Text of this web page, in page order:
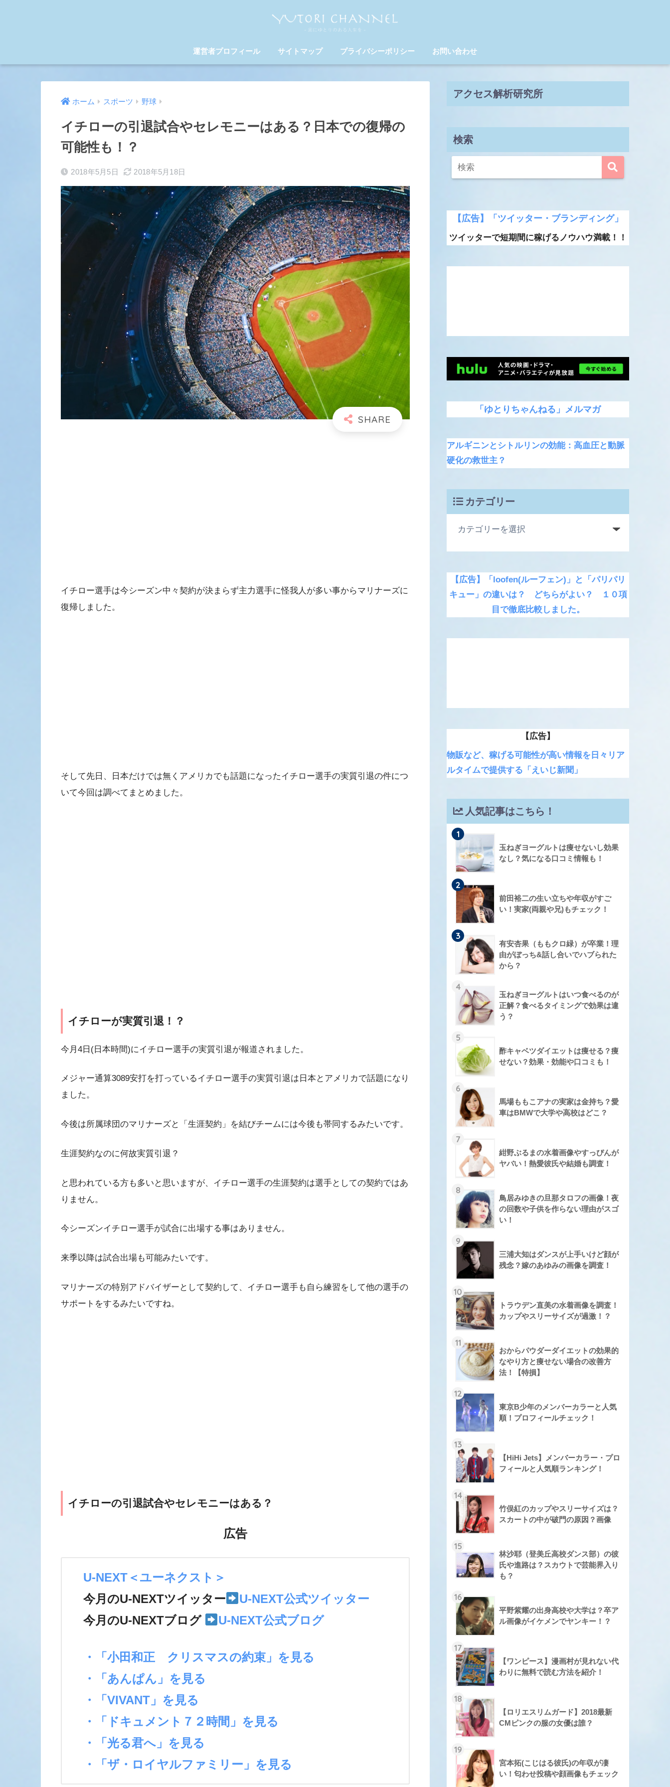
運営者プロフィール サイトマップ プライバシーポリシー お問い合わせ
ホーム スポーツ 野球
イチローの引退試合やセレモニーはある？日本での復帰の
可能性も！？
2018年5月5日 2018年5月18日
イチロー選手は今シーズン中々契約が決まらず主力選手に怪我人が多い事からマリナーズに
復帰しました。
そして先日、日本だけでは無くアメリカでも話題になったイチロー選手の実質引退の件につ
いて今回は調べてまとめました。
イチローが実質引退！？
今月4日(日本時間)にイチロー選手の実質引退が報道されました。
メジャー通算3089安打を打っているイチロー選手の実質引退は日本とアメリカで話題になり
ました。
今後は所属球団のマリナーズと「生涯契約」を結びチームには今後も帯同するみたいです。
生涯契約なのに何故実質引退？
と思われている方も多いと思いますが、イチロー選手の生涯契約は選手としての契約ではあ
りません。
今シーズンイチロー選手が試合に出場する事はありません。
来季以降は試合出場も可能みたいです。
マリナーズの特別アドバイザーとして契約して、イチロー選手も自ら練習をして他の選手の
サポートをするみたいですね。
イチローの引退試合やセレモニーはある？
広告
U-NEXT＜ユーネクスト＞
今月のU-NEXTツイッター
U-NEXT公式ツイッター
今月のU-NEXTブログ
U-NEXT公式ブログ
・「小田和正 クリスマスの約束」を見る
・「あんぱん」を見る
・「VIVANT」を見る
・「ドキュメント７２時間」を見る
・「光る君へ」を見る
・「ザ・ロイヤルファミリー」を見る
アクセス解析研究所
検索
【広告】「ツイッター・ブランディング」
ツイッターで短期間に稼げるノウハウ満載！！
「ゆとりちゃんねる」メルマガ
アルギニンとシトルリンの効能：高血圧と動脈
硬化の救世主？
カテゴリー
【広告】「loofen(ルーフェン)」と「パリパリ
キュー」の違いは？ どちらがよい？ １０項
目で徹底比較しました。
【広告】
物販など、稼げる可能性が高い情報を日々リア
ルタイムで提供する「えいじ新聞」
人気記事はこちら！
1
玉ねぎヨーグルトは痩せないし効果
なし？気になる口コミ情報も！
2
前田裕二の生い立ちや年収がすご
い！実家(両親や兄)もチェック！
3
有安杏果（ももクロ緑）が卒業！理
由がぼっち&話し合いでハブられた
から？
4
玉ねぎヨーグルトはいつ食べるのが
正解？食べるタイミングで効果は違
う？
5
酢キャベツダイエットは痩せる？痩
せない？効果・効能や口コミも！
6
馬場ももこアナの実家は金持ち？愛
車はBMWで大学や高校はどこ？
7
紺野ぶるまの水着画像やすっぴんが
ヤバい！熱愛彼氏や結婚も調査！
8
鳥居みゆきの旦那タロフの画像！夜
の回数や子供を作らない理由がスゴ
い！
9
三浦大知はダンスが上手いけど顔が
残念？嫁のあゆみの画像を調査！
10
トラウデン直美の水着画像を調査！
カップやスリーサイズが過激！？
11
おからパウダーダイエットの効果的
なやり方と痩せない場合の改善方
法！【特損】
12
東京B少年のメンバーカラーと人気
順！プロフィールチェック！
13
【HiHi Jets】メンバーカラー・プロ
フィールと人気順ランキング！
14
竹俣紅のカップやスリーサイズは？
スカートの中が破門の原因？画像
15
林沙耶（登美丘高校ダンス部）の彼
氏や進路は？スカウトで芸能界入り
も？
16
平野紫耀の出身高校や大学は？卒ア
ル画像がイケメンでヤンキー！？
17
【ワンピース】漫画村が見れない代
わりに無料で読む方法を紹介！
18
【ロリエスリムガード】2018最新
CMピンクの服の女優は誰？
19
宮本拓(こじはる彼氏)の年収が凄
い！匂わせ投稿や顔画像もチェック